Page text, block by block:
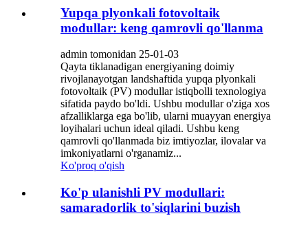
Yupqa plyonkali fotovoltaik
modullar: keng qamrovli qo'llanma
admin tomonidan 25-01-03
Qayta tiklanadigan energiyaning doimiy
rivojlanayotgan landshaftida yupqa plyonkali
fotovoltaik (PV) modullar istiqbolli texnologiya
sifatida paydo bo'ldi. Ushbu modullar o'ziga xos
afzalliklarga ega bo'lib, ularni muayyan energiya
loyihalari uchun ideal qiladi. Ushbu keng
qamrovli qo'llanmada biz imtiyozlar, ilovalar va
imkoniyatlarni o'rganamiz...
Ko'proq o'qish
Ko'p ulanishli PV modullari:
samaradorlik to'siqlarini buzish